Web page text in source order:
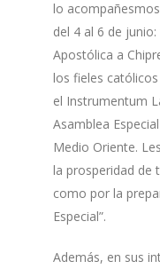
lo
del 4 al 6 de
Apostólica a
los fieles
el Instrumentum
Asamblea
Medio Oriente.
la prosperidad de
como por la
Especial”.
Además, en sus